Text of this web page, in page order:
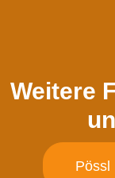
Weitere
Pössl